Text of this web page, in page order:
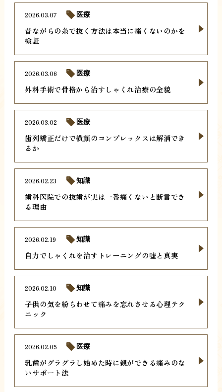
昔ながらの糸で抜く方法は本当に痛くないのかを
検証
2026.03.07 医療
外科手術で骨格から治すしゃくれ治療の全貌
2026.03.06 医療
歯列矯正だけで横顔のコンプレックスは解消でき
るか
2026.03.02 医療
歯科医院での抜歯が実は一番痛くないと断言でき
る理由
2026.02.23 知識
自力でしゃくれを治すトレーニングの嘘と真実
2026.02.19 知識
子供の気を紛らわせて痛みを忘れさせる心理テク
ニック
2026.02.10 知識
乳歯がグラグラし始めた時に親ができる痛みのな
いサポート法
2026.02.05 医療